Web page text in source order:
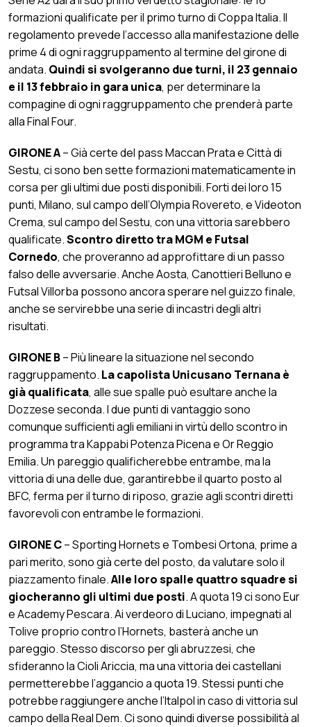
formazioni qualificate per il primo turno di Coppa Italia. Il
regolamento prevede l’accesso alla manifestazione delle
prime 4 di ogni raggruppamento al termine del girone di
andata. Quindi si svolgeranno due turni, il 23 gennaio
e il 13 febbraio in gara unica, per determinare la
compagine di ogni raggruppamento che prenderà parte
alla Final Four.
GIRONE A– Già certe del pass Maccan Prata e Città di
Sestu, ci sono ben sette formazioni matematicamente in
corsa per gli ultimi due posti disponibili. Forti dei loro 15
punti, Milano, sul campo dell’Olympia Rovereto, e Videoton
Crema, sul campo del Sestu, con una vittoria sarebbero
qualificate.Scontro diretto tra MGM e Futsal
Cornedo, che proveranno ad approfittare di un passo
falso delle avversarie. Anche Aosta, Canottieri Belluno e
Futsal Villorba possono ancora sperare nel guizzo finale,
anche se servirebbe una serie di incastri degli altri
risultati.
GIRONE B– Più lineare la situazione nel secondo
raggruppamento. La capolista Unicusano Ternana è
già qualificata, alle sue spalle può esultare anche la
Dozzese seconda. I due punti di vantaggio sono
comunque sufficienti agli emiliani in virtù dello scontro in
programma tra Kappabi Potenza Picena e Or Reggio
Emilia. Un pareggio qualificherebbe entrambe, ma la
vittoria di una delle due, garantirebbe il quarto posto al
BFC, ferma per il turno di riposo, grazie agli scontri diretti
favorevoli con entrambe le formazioni.
GIRONE C– Sporting Hornets e Tombesi Ortona, prime a
pari merito, sono già certe del posto, da valutare solo il
piazzamento finale.Alle loro spalle quattro squadre si
giocheranno gli ultimi due posti. A quota 19 ci sono Eur
e Academy Pescara. Ai verdeoro di Luciano, impegnati al
Tolive proprio contro l’Hornets, basterà anche un
pareggio. Stesso discorso per gli abruzzesi, che
sfideranno la Cioli Ariccia, ma una vittoria dei castellani
permetterebbe l’aggancio a quota 19. Stessi punti che
potrebbe raggiungere anche l’Italpol in caso di vittoria sul
campo della Real Dem. Ci sono quindi diverse possibilità al